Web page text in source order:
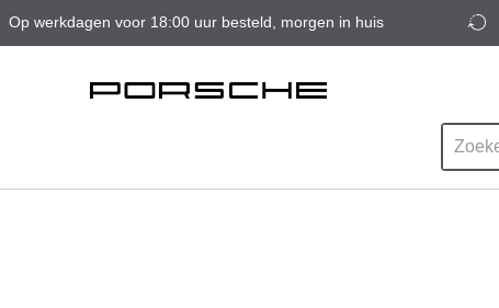
Op werkdagen voor 18:00 uur besteld, morgen in huis